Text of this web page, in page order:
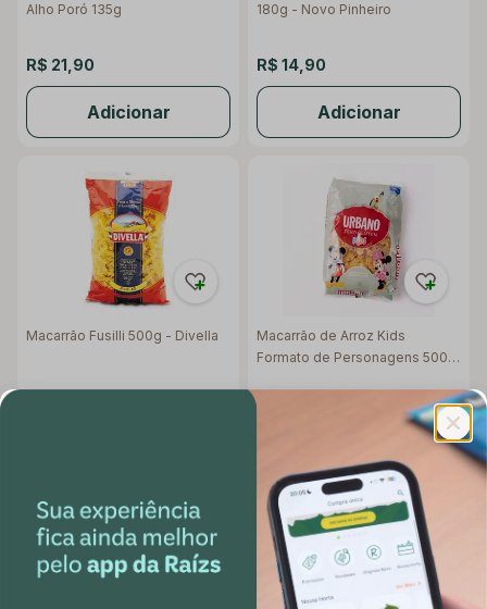
Alho Poró 135g
R$ 21,90
Adicionar
180g - Novo Pinheiro
R$ 14,90
Adicionar
Macarrão Fusilli 500g - Divella
Macarrão de Arroz Kids
Formato de Personagens 500g
Adicionar